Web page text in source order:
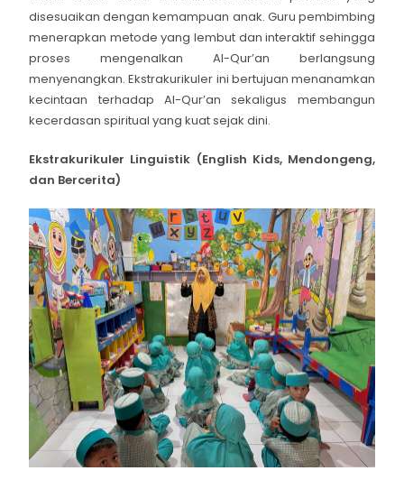
disesuaikan dengan kemampuan anak. Guru pembimbing
menerapkan metode yang lembut dan interaktif sehingga
proses mengenalkan Al-Qur’an berlangsung
menyenangkan. Ekstrakurikuler ini bertujuan menanamkan
kecintaan terhadap Al-Qur’an sekaligus membangun
kecerdasan spiritual yang kuat sejak dini.
Ekstrakurikuler Linguistik (English Kids, Mendongeng,
dan Bercerita)